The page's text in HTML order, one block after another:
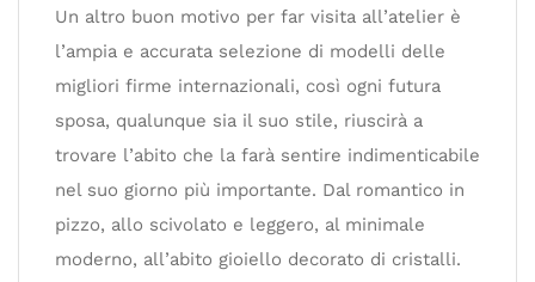
Un altro buon motivo per far visita all’atelier è
l’ampia e accurata selezione di modelli delle
migliori firme internazionali, così ogni futura
sposa, qualunque sia il suo stile, riuscirà a
trovare l’abito che la farà sentire indimenticabile
nel suo giorno più importante. Dal romantico in
pizzo, allo scivolato e leggero, al minimale
moderno, all’abito gioiello decorato di cristalli.